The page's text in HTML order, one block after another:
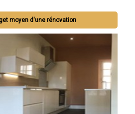
moyen d'une rénovation